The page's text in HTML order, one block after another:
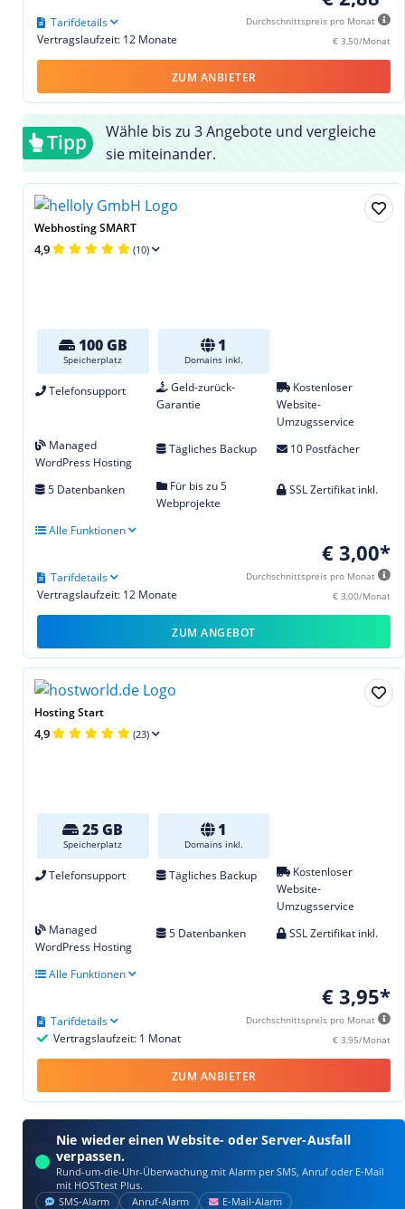
Durchschnittspreis pro Monat
€ 3,50/Monat
Vertragslaufzeit: 12 Monate
Tarifdetails
ZUM ANBIETER
Tipp
Wähle bis zu 3 Angebote und vergleiche
sie miteinander.
Webhosting SMART
4,9 (10)
100 GB
Speicherplatz
1
Domains inkl.
Telefonsupport
Geld-zurück-
Garantie
Kostenloser
Website-
Umzugsservice
Managed
WordPress Hosting
Tägliches Backup 10 Postfächer
5 Datenbanken
Für bis zu 5
Webprojekte
SSL Zertifikat inkl.
Alle Funktionen
€ 3,00*
Durchschnittspreis pro Monat
€ 3,00/Monat
Vertragslaufzeit: 12 Monate
Tarifdetails
ZUM ANGEBOT
Hosting Start
4,9 (23)
25 GB
Speicherplatz
1
Domains inkl.
Telefonsupport Tägliches Backup
Kostenloser
Website-
Umzugsservice
Managed
WordPress Hosting
5 Datenbanken SSL Zertifikat inkl.
Alle Funktionen
€ 3,95*
Durchschnittspreis pro Monat
€ 3,95/Monat
Vertragslaufzeit: 1 Monat
Tarifdetails
ZUM ANBIETER
Nie wieder einen Website- oder Server-Ausfall
verpassen.
Rund-um-die-Uhr-Überwachung mit Alarm per SMS, Anruf oder E‑Mail
mit HOSTtest Plus.
SMS‑Alarm Anruf‑Alarm E‑Mail‑Alarm